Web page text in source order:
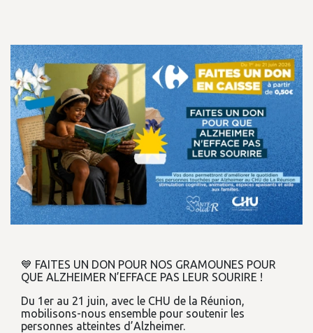
💙 FAITES UN DON POUR NOS GRAMOUNES POUR
QUE ALZHEIMER N’EFFACE PAS LEUR SOURIRE !
Du 1er au 21 juin, avec le CHU de la Réunion,
mobilisons-nous ensemble pour soutenir les
personnes atteintes d’Alzheimer.